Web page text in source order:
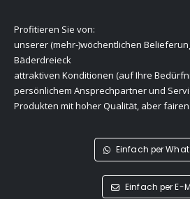
Profitieren Sie von:
unserer (mehr-)wöchentlichen
Bäderdreieck
attraktiven Konditionen (auf Ihre
persönlichem Ansprechpartner und
Produkten mit hoher Qualität, aber
Einfach per
Einfach per E-